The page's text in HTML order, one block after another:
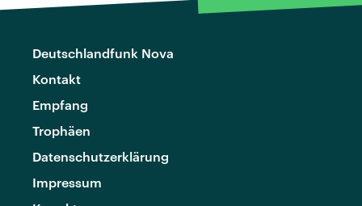
Deutschlandfunk Nova
Kontakt
Empfang
Trophäen
Datenschutzerklärung
Impressum